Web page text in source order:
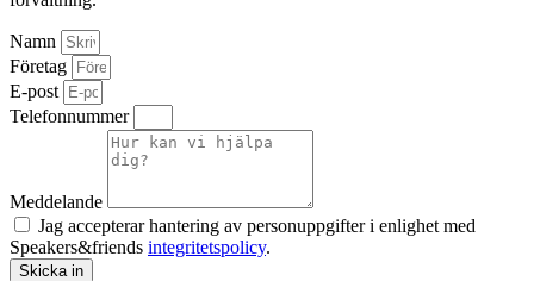
Namn
Företag
E-post
Telefonnummer
Meddelande
Jag accepterar hantering av personuppgifter i enlighet med
Speakers&friends integritetspolicy.
Skicka in